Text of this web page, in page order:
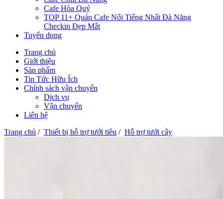
Cafe Hòa Quý
TOP 11+ Quán Cafe Nổi Tiếng Nhất Đà Năng
Checkin Đẹp Mắt
Tuyển dụng
Trang chủ
Giới thiệu
Sản phẩm
Tin Tức Hữu Ích
Chính sách vận chuyển
Dịch vụ
Vận chuyển
Liên hệ
Trang chủ / Thiết bị hỗ trợ tưới tiêu / Hỗ trợ tưới cây